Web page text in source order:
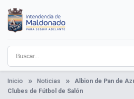
contenido
principal
Institucional
Municipios
Descubre Maldonado
Comunicación
Servicios
Guía De Trámites
Ver Noticias
Inicio Noticias
Albion de Pan de
Clubes de Fútbol de Salón